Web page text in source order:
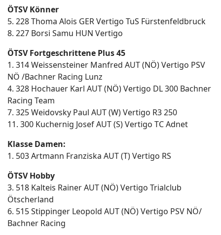
ÖTSV Könner
5. 228 Thoma Alois GER Vertigo TuS Fürstenfeldbruck
8. 227 Borsi Samu HUN Vertigo
ÖTSV Fortgeschrittene Plus 45
1. 314 Weissensteiner Manfred AUT (NÖ) Vertigo PSV
NÖ /Bachner Racing Lunz
4. 328 Hochauer Karl AUT (NÖ) Vertigo DL 300 Bachner
Racing Team
7. 325 Weidovsky Paul AUT (W) Vertigo R3 250
11. 300 Kuchernig Josef AUT (S) Vertigo TC Adnet
Klasse Damen:
1. 503 Artmann Franziska AUT (T) Vertigo RS
ÖTSV Hobby
3. 518 Kalteis Rainer AUT (NÖ) Vertigo Trialclub
Ötscherland
6. 515 Stippinger Leopold AUT (NÖ) Vertigo PSV NÖ/
Bachner Racing